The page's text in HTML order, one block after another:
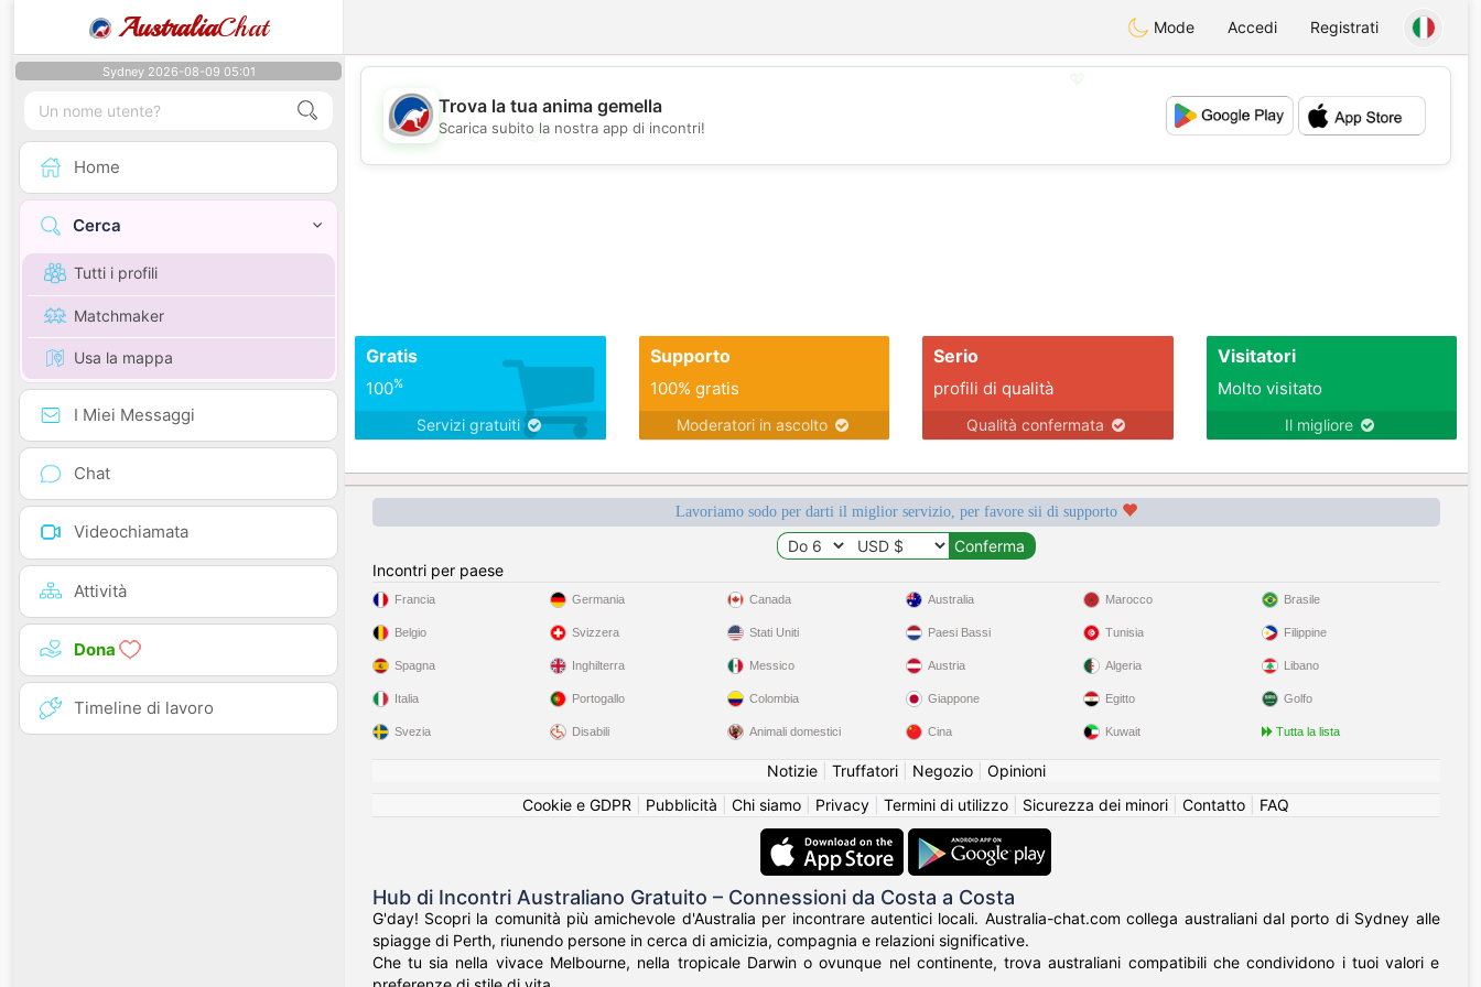
AustraliaChat Mode Accedi Registrati
Sydney 2026-08-09 05:01
Home
Cerca
Tutti i profili
Matchmaker
Usa la mappa
I Miei Messaggi
Chat
Videochiamata
Attività
Dona
Timeline di lavoro
💖
💕
Trova la tua anima gemella
Scarica subito la nostra app di incontri!
Gratis
100%
Servizi gratuiti
Supporto
100% gratis
Moderatori in ascolto
Serio
profili di qualità
Qualità confermata
Visitatori
Molto visitato
Il migliore
Lavoriamo sodo per darti il miglior servizio, per favore sii di supporto
Incontri per paese
Francia
Belgio
Spagna
Italia
Svezia
Germania
Svizzera
Inghilterra
Portogallo
Disabili
Canada
Stati Uniti
Messico
Colombia
Animali domestici
Australia
Paesi Bassi
Austria
Giappone
Cina
Marocco
Tunisia
Algeria
Egitto
Kuwait
Brasile
Filippine
Libano
Golfo
Tutta la lista
Notizie| Truffatori| Negozio| Opinioni
Cookie e GDPR
Pubblicità Chi siamo Privacy Termini di utilizzo Sicurezza dei minori Contatto FAQ
Hub di Incontri Australiano Gratuito – Connessioni da Costa a Costa
G'day! Scopri la comunità più amichevole d'Australia per incontrare autentici locali. Australia-chat.com collega australiani dal porto di Sydney alle
spiagge di Perth, riunendo persone in cerca di amicizia, compagnia e relazioni significative.
Che tu sia nella vivace Melbourne, nella tropicale Darwin o ovunque nel continente, trova australiani compatibili che condividono i tuoi valori e